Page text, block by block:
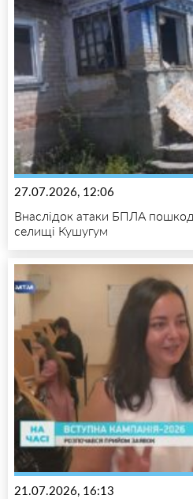
27.07.2026, 12:06
Внаслідок атаки БПЛА
селищі Кушугум
21.07.2026, 16:13